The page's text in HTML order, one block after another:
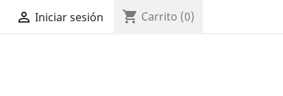
 Iniciar sesión shopping_cart Carrito (0)